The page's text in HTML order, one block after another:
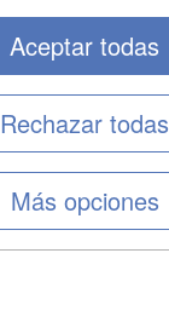
Más opciones
Rechazar todas
Aceptar todas